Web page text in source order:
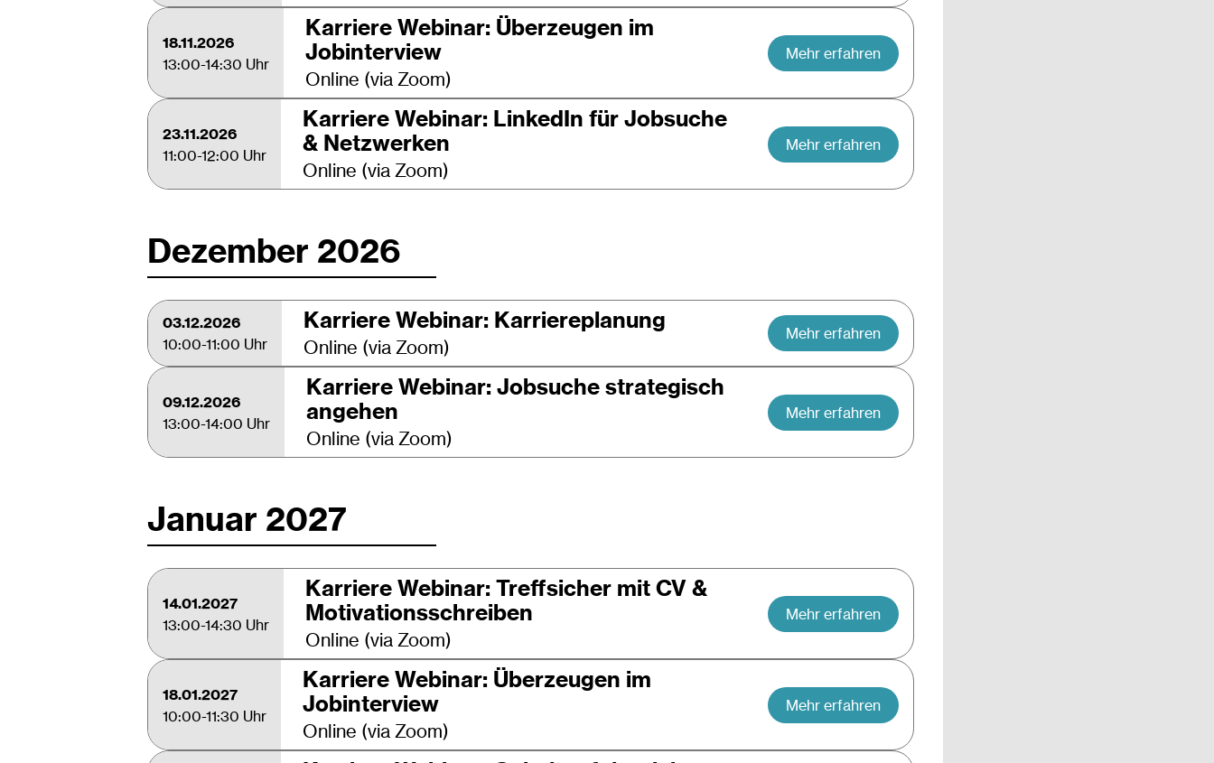
18.11.2026
13:00-14:30 Uhr
Karriere Webinar: Überzeugen im
Jobinterview
Online (via Zoom)
Mehr erfahren
23.11.2026
11:00-12:00 Uhr
Karriere Webinar: LinkedIn für Jobsuche
& Netzwerken
Online (via Zoom)
Mehr erfahren
Dezember 2026
03.12.2026
10:00-11:00 Uhr
Karriere Webinar: Karriereplanung
Online (via Zoom)
Mehr erfahren
09.12.2026
13:00-14:00 Uhr
Karriere Webinar: Jobsuche strategisch
angehen
Online (via Zoom)
Mehr erfahren
Januar 2027
14.01.2027
13:00-14:30 Uhr
Karriere Webinar: Treffsicher mit CV &
Motivationsschreiben
Online (via Zoom)
Mehr erfahren
18.01.2027
10:00-11:30 Uhr
Karriere Webinar: Überzeugen im
Jobinterview
Online (via Zoom)
Mehr erfahren